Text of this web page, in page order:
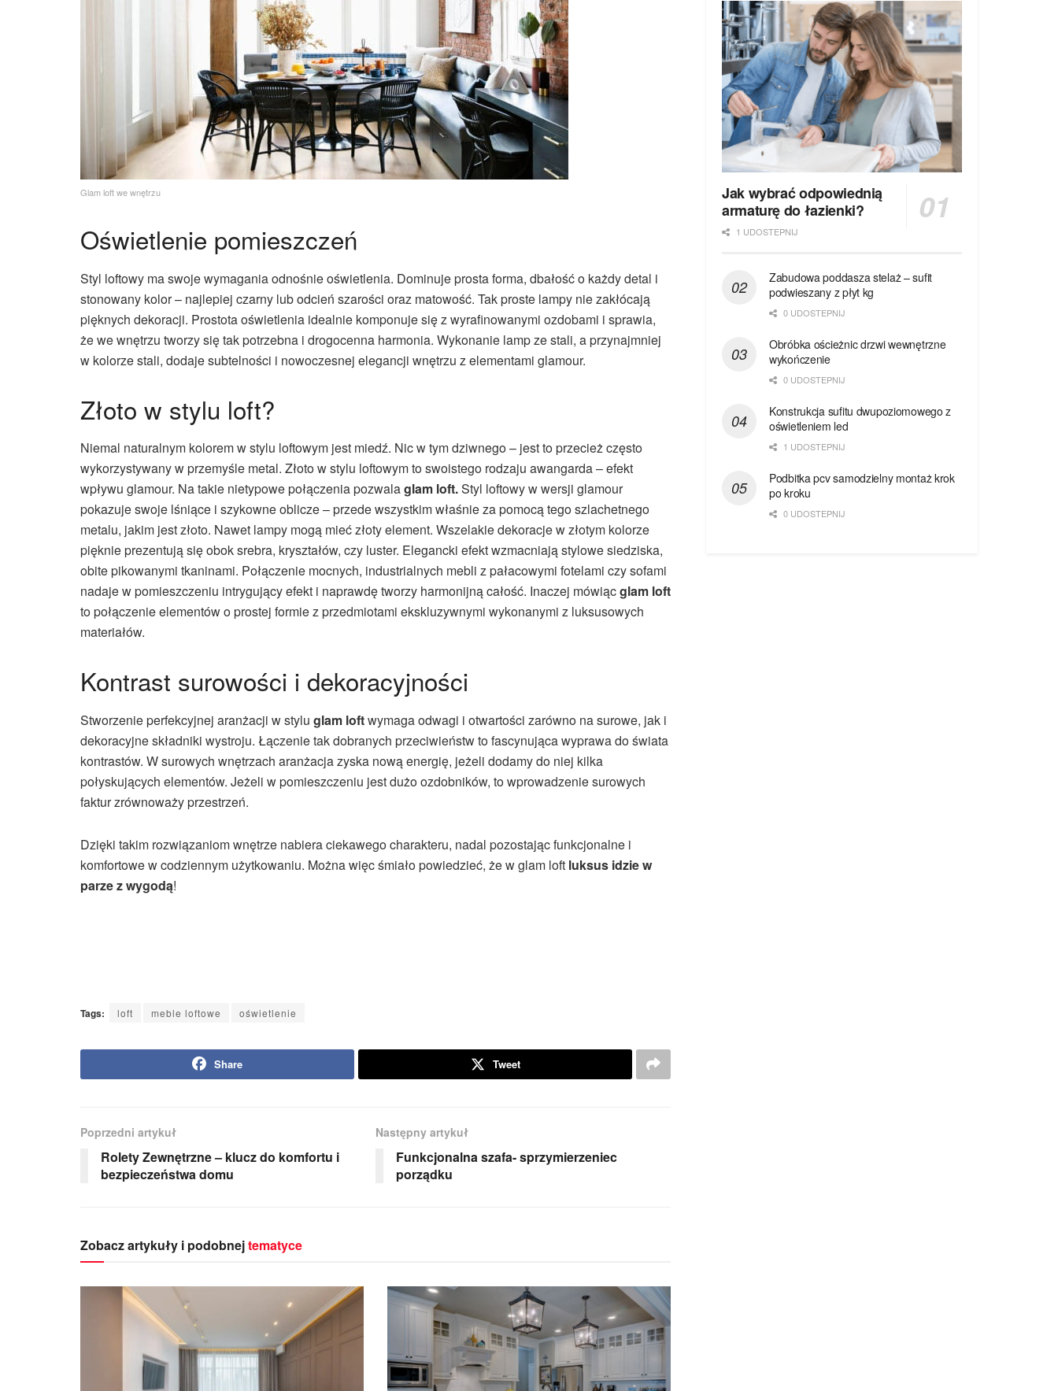
Glam loft we wnętrzu
Oświetlenie pomieszczeń
Styl loftowy ma swoje wymagania odnośnie oświetlenia. Dominuje prosta forma, dbałość o każdy detal i
stonowany kolor – najlepiej czarny lub odcień szarości oraz matowość. Tak proste lampy nie zakłócają
pięknych dekoracji. Prostota oświetlenia idealnie komponuje się z wyrafinowanymi ozdobami i sprawia,
że we wnętrzu tworzy się tak potrzebna i drogocenna harmonia. Wykonanie lamp ze stali, a przynajmniej
w kolorze stali, dodaje subtelności i nowoczesnej elegancji wnętrzu z elementami glamour.
Złoto w stylu loft?
Niemal naturalnym kolorem w stylu loftowym jest miedź. Nic w tym dziwnego – jest to przecież często
wykorzystywany w przemyśle metal. Złoto w stylu loftowym to swoistego rodzaju awangarda – efekt
wpływu glamour. Na takie nietypowe połączenia pozwalaglam loft.Styl loftowy w wersji glamour
pokazuje swoje lśniące i szykowne oblicze – przede wszystkim właśnie za pomocą tego szlachetnego
metalu, jakim jest złoto. Nawet lampy mogą mieć złoty element. Wszelakie dekoracje w złotym kolorze
pięknie prezentują się obok srebra, kryształów, czy luster. Elegancki efekt wzmacniają stylowe siedziska,
obite pikowanymi tkaninami. Połączenie mocnych, industrialnych mebli z pałacowymi fotelami czy sofami
nadaje w pomieszczeniu intrygujący efekt i naprawdę tworzy harmonijną całość. Inaczej mówiącglam loft
to połączenie elementów o prostej formie z przedmiotami ekskluzywnymi wykonanymi z luksusowych
materiałów.
Kontrast surowości i dekoracyjności
Stworzenie perfekcyjnej aranżacji w stylu glam loftwymaga odwagi i otwartości zarówno na surowe, jak i
dekoracyjne składniki wystroju. Łączenie tak dobranych przeciwieństw to fascynująca wyprawa do świata
kontrastów. W surowych wnętrzach aranżacja zyska nową energię, jeżeli dodamy do niej kilka
połyskujących elementów. Jeżeli w pomieszczeniu jest dużo ozdobników, to wprowadzenie surowych
faktur zrównoważy przestrzeń.
Dzięki takim rozwiązaniom wnętrze nabiera ciekawego charakteru, nadal pozostając funkcjonalne i
komfortowe w codziennym użytkowaniu. Można więc śmiało powiedzieć, że w glam loft luksus idzie w
parze z wygodą!
Tags: loft meble loftowe oświetlenie
Share Tweet
Poprzedni artykuł
Rolety Zewnętrzne – klucz do komfortu i
bezpieczeństwa domu
Następny artykuł
Funkcjonalna szafa- sprzymierzeniec
porządku
Zobacz artykuły i podobnejtematyce
Jak wybrać odpowiednią
armaturę do łazienki?
1 UDOSTEPNIJ
Zabudowa poddasza stelaż – sufit
podwieszany z płyt kg
0 UDOSTEPNIJ
Obróbka ościeżnic drzwi wewnętrzne
wykończenie
0 UDOSTEPNIJ
Konstrukcja sufitu dwupoziomowego z
oświetleniem led
1 UDOSTEPNIJ
Podbitka pcv samodzielny montaż krok
po kroku
0 UDOSTEPNIJ